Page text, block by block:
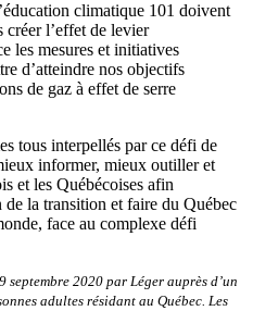
climatique 101 doivent
créer l’effet de levier
les mesures et initiatives
d’atteindre nos objectifs
de gaz à effet de serre
tous interpellés par ce défi de
informer, mieux outiller et
et les Québécoises afin
la transition et faire du Québec
face au complexe défi
septembre 2020 par Léger auprès d’un
adultes résidant au Québec. Les